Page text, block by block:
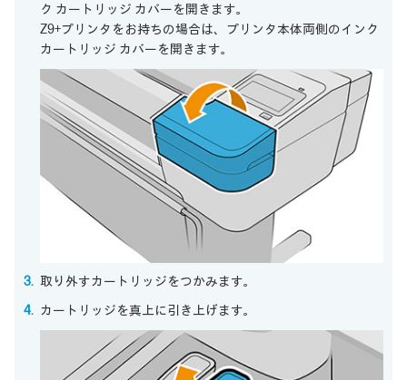
ク カートリッジ カバーを開きます。
Z9+プリンタをお持ちの場合は、プリンタ本体両側のインク
カートリッジ カバーを開きます。
取り外すカートリッジをつかみます。
カートリッジを真上に引き上げます。